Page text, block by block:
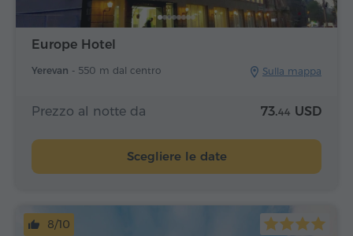
Europe Hotel
Yerevan - 550 m dal centro Sulla mappa
Prezzo al notte da 73.44 USD
Scegliere le date
8/10